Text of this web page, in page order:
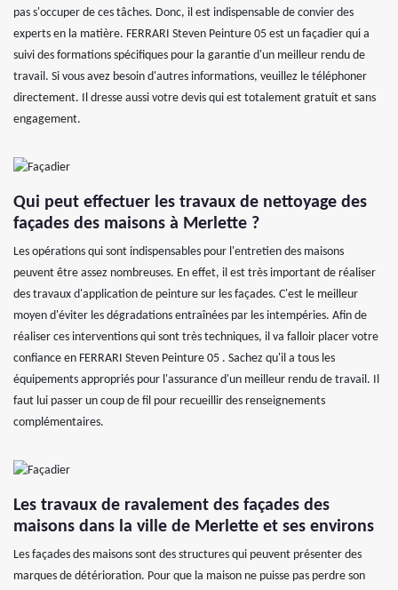
pas s'occuper de ces tâches. Donc, il est indispensable de convier des
experts en la matière. FERRARI Steven Peinture 05 est un façadier qui a
suivi des formations spécifiques pour la garantie d'un meilleur rendu de
travail. Si vous avez besoin d'autres informations, veuillez le téléphoner
directement. Il dresse aussi votre devis qui est totalement gratuit et sans
engagement.
Qui peut effectuer les travaux de nettoyage des
façades des maisons à Merlette ?
Les opérations qui sont indispensables pour l'entretien des maisons
peuvent être assez nombreuses. En effet, il est très important de réaliser
des travaux d'application de peinture sur les façades. C'est le meilleur
moyen d'éviter les dégradations entraînées par les intempéries. Afin de
réaliser ces interventions qui sont très techniques, il va falloir placer votre
confiance en FERRARI Steven Peinture 05 . Sachez qu'il a tous les
équipements appropriés pour l'assurance d'un meilleur rendu de travail. Il
faut lui passer un coup de fil pour recueillir des renseignements
complémentaires.
Les travaux de ravalement des façades des
maisons dans la ville de Merlette et ses environs
Les façades des maisons sont des structures qui peuvent présenter des
marques de détérioration. Pour que la maison ne puisse pas perdre son